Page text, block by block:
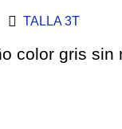
TALLA 3T
color gris